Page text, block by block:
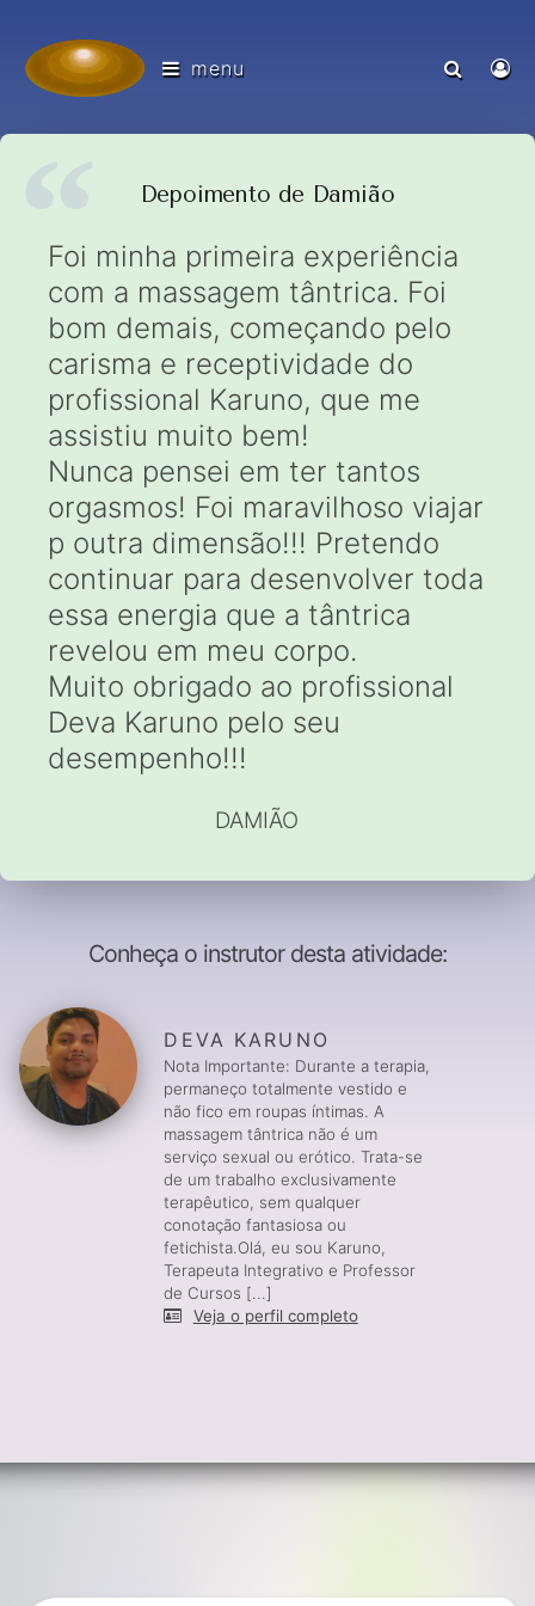
menu
Depoimento de Damião
Foi minha primeira experiência
com a massagem tântrica. Foi
bom demais, começando pelo
carisma e receptividade do
profissional Karuno, que me
assistiu muito bem!
Nunca pensei em ter tantos
orgasmos! Foi maravilhoso viajar
p outra dimensão!!! Pretendo
continuar para desenvolver toda
essa energia que a tântrica
revelou em meu corpo.
Muito obrigado ao profissional
Deva Karuno pelo seu
desempenho!!!
DAMIÃO
Conheça o instrutor desta atividade:
DEVA KARUNO
Nota Importante: Durante a terapia,
permaneço totalmente vestido e
não fico em roupas íntimas. A
massagem tântrica não é um
serviço sexual ou erótico. Trata-se
de um trabalho exclusivamente
terapêutico, sem qualquer
conotação fantasiosa ou
fetichista.Olá, eu sou Karuno,
Terapeuta Integrativo e Professor
de Cursos [...]
Veja o perfil completo